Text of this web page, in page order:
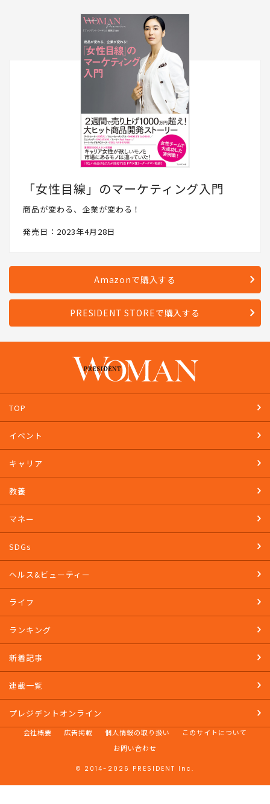
「女性目線」のマーケティング入門
商品が変わる、企業が変わる！
発売日：2023年4月28日
Amazonで購入する
PRESIDENT STOREで購入する
TOP
イベント
キャリア
教養
マネー
SDGs
ヘルス&ビューティー
ライフ
ランキング
新着記事
連載一覧
プレジデントオンライン
会社概要 広告掲載 個人情報の取り扱い
このサイトについて
お問い合わせ
© 2014-2026 PRESIDENT Inc.